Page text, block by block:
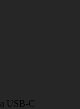
USB-C